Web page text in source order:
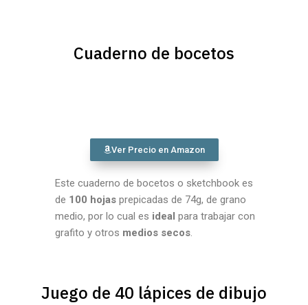
Cuaderno de bocetos
Ver Precio en Amazon
Este cuaderno de bocetos o sketchbook es
de 100 hojas prepicadas de 74g, de grano
medio, por lo cual es ideal para trabajar con
grafito y otros medios secos.
Juego de 40 lápices de dibujo